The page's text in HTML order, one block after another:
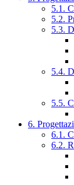
5.1.
5.2.
5.3.
5.4.
5.5.
6.
6.1.
6.2.